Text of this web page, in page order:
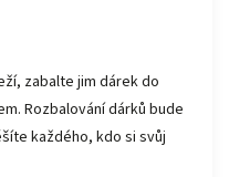
zabalte jim dárek do
Rozbalování dárků bude
každého, kdo si svůj